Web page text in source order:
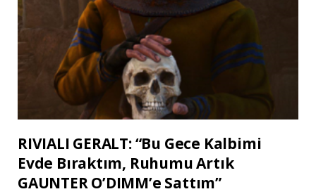
RIVIALI GERALT: “Bu Gece Kalbimi
Evde Bıraktım, Ruhumu Artık
GAUNTER O’DIMM’e Sattım”